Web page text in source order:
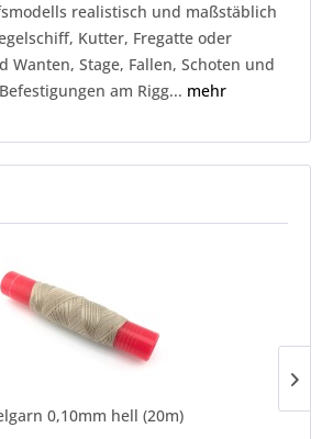
realistisch und maßstäblich
Kutter, Fregatte oder
Wanten, Stage, Fallen, Schoten und
am Rigg... mehr
0,10mm hell (20m)